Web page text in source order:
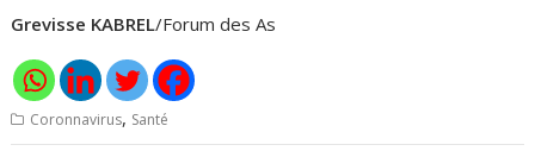
Grevisse KABREL/Forum des As
Coronnavirus, Santé